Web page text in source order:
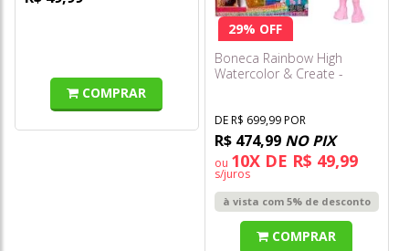
COMPRAR
29% OFF
Boneca Rainbow High
Watercolor & Create -
DE R$ 699,99 POR
R$ 474,99 NO PIX
ou 10X DE R$ 49,99
s/juros
à vista com 5% de desconto
COMPRAR